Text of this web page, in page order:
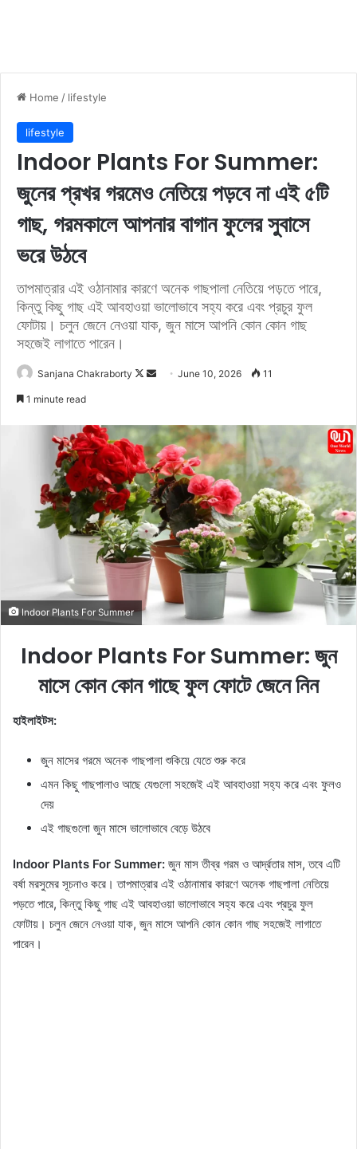
Home / lifestyle
lifestyle
Indoor Plants For Summer:
জুনের প্রখর গরমেও নেতিয়ে পড়বে না এই ৫টি
গাছ, গরমকালে আপনার বাগান ফুলের সুবাসে
ভরে উঠবে
তাপমাত্রার এই ওঠানামার কারণে অনেক গাছপালা নেতিয়ে পড়তে পারে,
কিন্তু কিছু গাছ এই আবহাওয়া ভালোভাবে সহ্য করে এবং প্রচুর ফুল
ফোটায়। চলুন জেনে নেওয়া যাক, জুন মাসে আপনি কোন কোন গাছ
সহজেই লাগাতে পারেন।
Sanjana Chakraborty
F
o
w
o
n
X
d
a
n
e
m
a
i
l
June 10, 2026 11
1 minute read
Indoor Plants For Summer
Indoor Plants For Summer: জুন
মাসে কোন কোন গাছে ফুল ফোটে জেনে নিন
হাইলাইটস:
জুন মাসের গরমে অনেক গাছপালা শুকিয়ে যেতে শুরু করে
এমন কিছু গাছপালাও আছে যেগুলো সহজেই এই আবহাওয়া সহ্য করে এবং ফুলও
দেয়
এই গাছগুলো জুন মাসে ভালোভাবে বেড়ে উঠবে
Indoor Plants For Summer: জুন মাস তীব্র গরম ও আর্দ্রতার মাস, তবে এটি
বর্ষা মরসুমের সূচনাও করে। তাপমাত্রার এই ওঠানামার কারণে অনেক গাছপালা নেতিয়ে
পড়তে পারে, কিন্তু কিছু গাছ এই আবহাওয়া ভালোভাবে সহ্য করে এবং প্রচুর ফুল
ফোটায়। চলুন জেনে নেওয়া যাক, জুন মাসে আপনি কোন কোন গাছ সহজেই লাগাতে
পারেন।